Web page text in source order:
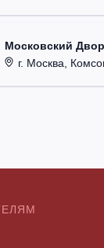
Московский
г. Москва,